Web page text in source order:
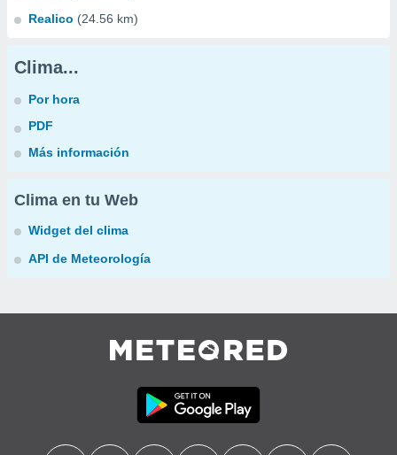
Realico (24.56 km)
Clima...
Por hora
PDF
Más información
Clima en tu Web
Widget del clima
API de Meteorología